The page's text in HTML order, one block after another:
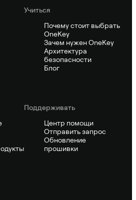
Учиться
Почему стоит выбрать
OneKey
Зачем нужен OneKey
Архитектура
безопасности
Блог
Поддерживать
Центр помощи
Отправить запрос
Обновление
прошивки